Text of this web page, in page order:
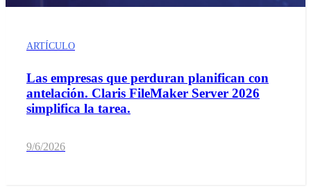
ARTÍCULO
Las empresas que perduran planifican con
antelación. Claris FileMaker Server 2026
simplifica la tarea.
9/6/2026